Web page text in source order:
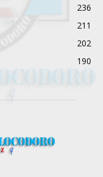
236
211
202
190